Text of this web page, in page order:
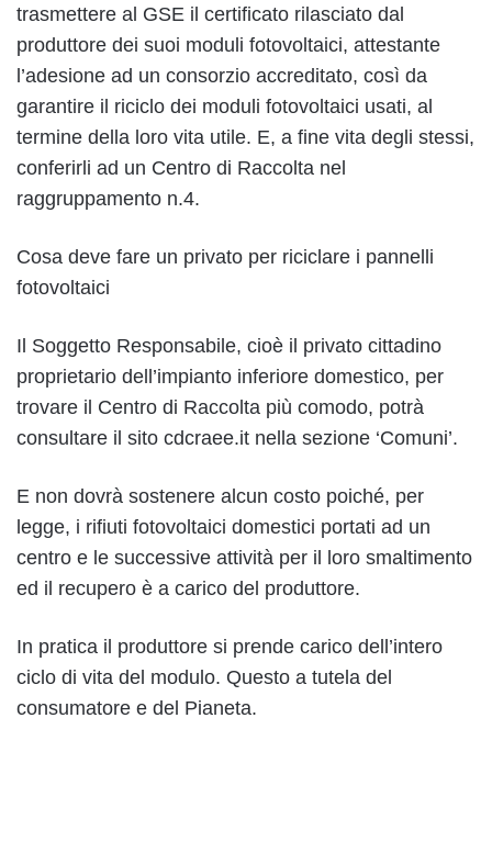
trasmettere al GSE il certificato rilasciato dal
produttore dei suoi moduli fotovoltaici, attestante
l’adesione ad un consorzio accreditato, così da
garantire il riciclo dei moduli fotovoltaici usati, al
termine della loro vita utile. E, a fine vita degli stessi,
conferirli ad un Centro di Raccolta nel
raggruppamento n.4.
Cosa deve fare un privato per riciclare i pannelli
fotovoltaici
Il Soggetto Responsabile, cioè il privato cittadino
proprietario dell’impianto inferiore domestico, per
trovare il Centro di Raccolta più comodo, potrà
consultare il sito cdcraee.it nella sezione ‘Comuni’.
E non dovrà sostenere alcun costo poiché, per
legge, i rifiuti fotovoltaici domestici portati ad un
centro e le successive attività per il loro smaltimento
ed il recupero è a carico del produttore.
In pratica il produttore si prende carico dell’intero
ciclo di vita del modulo. Questo a tutela del
consumatore e del Pianeta.